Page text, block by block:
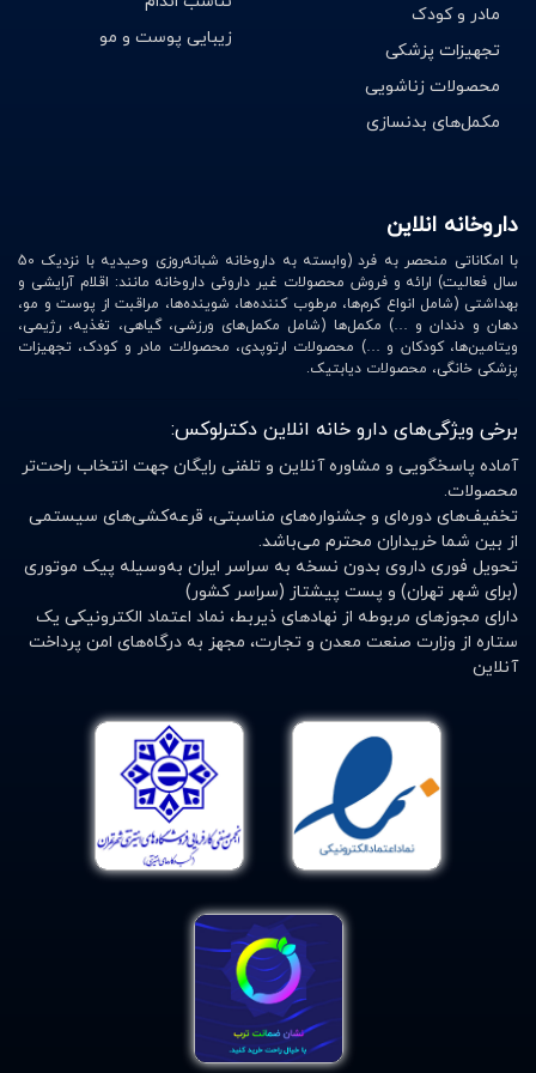
سعی کنید از شست و شوی روزانه موها جلوگیری نمایید. اگر
دوست دارید موهای خوب و مرطوبی داشته باشید اینکار را یک
روز در میان انجام دهید.
دکتر لوکس جای است که شما می‌توانید در آن از بین
محصولات بهداشتی محصولی را انتخاب کنید که مناسب موی
خشک شما باشد. با وجود شرایط نابسامان اقتصادی و
بیماری‌های ویروسی (کرونا)، آلودگی هوا و شلوغی در زندگی
ارسال سریع و به موقع دیده می‌شود.
برای کسب اطلاعات بیشتر وارد منوی موجود در انتهای صفحه
شوید.
روش‌های ارسال – روش‌های پرداخت – و ....
مادر و کودک
تجهیزات پزشکی
محصولات زناشویی
مکمل‌های بدنسازی
زیبایی پوست و مو
داروخانه انلاین
با امکاناتی منحصر به فرد (وابسته به داروخانه شبانه‌روزی وحیدیه با نزدیک 50
سال فعالیت) ارائه و فروش محصولات غیر داروئی داروخانه مانند: اقلام آرایشی و
بهداشتی (شامل انواع کرم‌ها، مرطوب کننده‌ها، شوینده‌ها، مراقبت از پوست و مو،
دهان و دندان و …) مکمل‌ها (شامل مکمل‌های ورزشی، گیاهی، تغذیه، رژیمی،
ویتامین‌ها، کودکان و …) محصولات ارتوپدی، محصولات مادر و کودک، تجهیزات
پزشکی خانگی، محصولات دیابتیک.
برخی ویژگی‌های دارو خانه انلاین دکترلوکس:
آماده پاسخگویی و مشاوره آنلاین و تلفنی رایگان جهت انتخاب راحت‌تر
محصولات.
تخفیف‌های دوره‌ای و جشنواره‌های مناسبتی، قرعه‌کشی‌های سیستمی
از بین شما خریداران محترم می‌باشد.
تحویل فوری داروی بدون نسخه به سراسر ایران به‌وسیله پیک موتوری
(برای شهر تهران) و پست پیشتاز (سراسر کشور)
دارای مجوزهای مربوطه از نهادهای ذیربط، نماد اعتماد الکترونیکی یک
ستاره از وزارت صنعت معدن و تجارت، مجهز به درگاه‌های امن پرداخت
آنلاین